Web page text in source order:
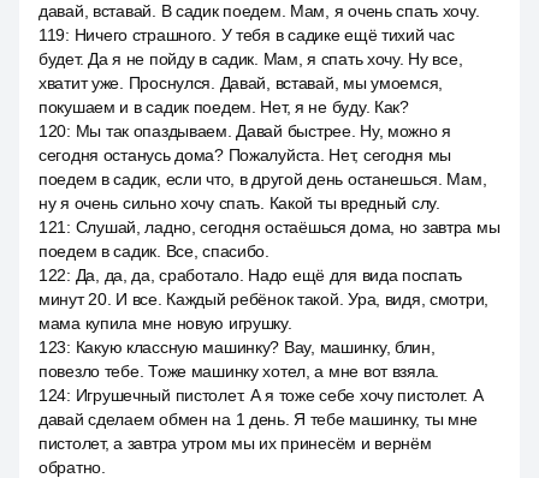
давай, вставай. В садик поедем. Мам, я очень спать хочу.
119: Ничего страшного. У тебя в садике ещё тихий час
будет. Да я не пойду в садик. Мам, я спать хочу. Ну все,
хватит уже. Проснулся. Давай, вставай, мы умоемся,
покушаем и в садик поедем. Нет, я не буду. Как?
120: Мы так опаздываем. Давай быстрее. Ну, можно я
сегодня останусь дома? Пожалуйста. Нет, сегодня мы
поедем в садик, если что, в другой день останешься. Мам,
ну я очень сильно хочу спать. Какой ты вредный слу.
121 : Слушай, ладно, сегодня остаёшься дома, но завтра мы
поедем в садик. Все, спасибо.
122: Да, да, да, сработало. Надо ещё для вида поспать
минут 20. И все. Каждый ребёнок такой. Ура, видя, смотри,
мама купила мне новую игрушку.
123: Какую классную машинку? Вау, машинку, блин,
повезло тебе. Тоже машинку хотел, а мне вот взяла.
124: Игрушечный пистолет. А я тоже себе хочу пистолет. А
давай сделаем обмен на 1 день. Я тебе машинку, ты мне
пистолет, а завтра утром мы их принесём и вернём
обратно.